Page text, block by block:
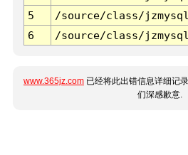
5
/source/class/
6
/source/class/
www.365jz.com 已经将此出错信息详细记
们深感歉意.